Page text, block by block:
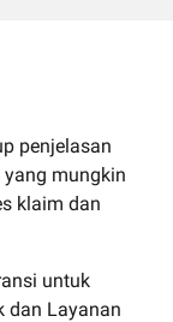
penjelasan
mungkin
klaim dan
untuk
dan Layanan